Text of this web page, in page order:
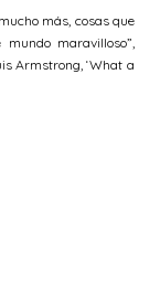
más, cosas que
maravilloso”,
Armstrong, ‘What a